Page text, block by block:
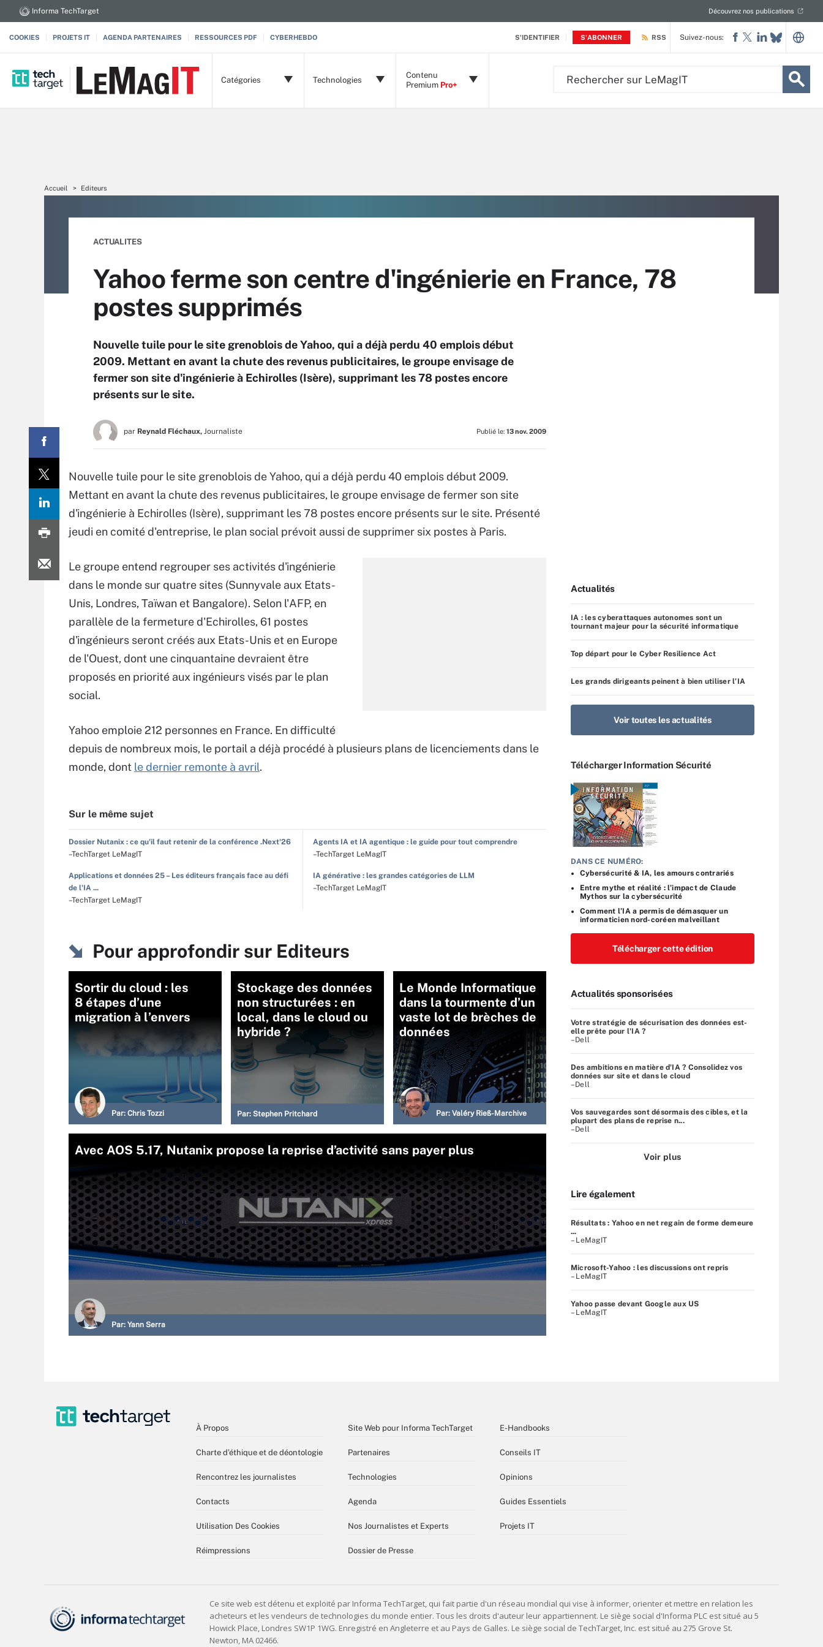
S'IDENTIFIER S'ABONNER
Informa TechTarget Découvrez nos publications
COOKIES PROJETS IT AGENDA PARTENAIRES RESSOURCES PDF CYBERHEBDO RSS
Catégories Technologies
Contenu
Premium Pro+
Suivez-nous:
Accueil Editeurs
ACTUALITES
Yahoo ferme son centre d'ingénierie en France, 78
postes supprimés
Nouvelle tuile pour le site grenoblois de Yahoo, qui a déjà perdu 40 emplois début
2009. Mettant en avant la chute des revenus publicitaires, le groupe envisage de
fermer son site d'ingénierie à Echirolles (Isère), supprimant les 78 postes encore
présents sur le site.
par Reynald Fléchaux, Journaliste Publié le: 13 nov. 2009
Nouvelle tuile pour le site grenoblois de Yahoo, qui a déjà perdu 40 emplois début 2009.
Mettant en avant la chute des revenus publicitaires, le groupe envisage de fermer son site
d'ingénierie à Echirolles (Isère), supprimant les 78 postes encore présents sur le site. Présenté
jeudi en comité d'entreprise, le plan social prévoit aussi de supprimer six postes à Paris.
Le groupe entend regrouper ses activités d'ingénierie
dans le monde sur quatre sites (Sunnyvale aux Etats-
Unis, Londres, Taïwan et Bangalore). Selon l'AFP, en
parallèle de la fermeture d'Echirolles, 61 postes
d'ingénieurs seront créés aux Etats-Unis et en Europe
de l'Ouest, dont une cinquantaine devraient être
proposés en priorité aux ingénieurs visés par le plan
social.
Yahoo emploie 212 personnes en France. En difficulté
depuis de nombreux mois, le portail a déjà procédé à plusieurs plans de licenciements dans le
monde, dont le dernier remonte à avril.
Sur le même sujet
Dossier Nutanix : ce qu'il faut retenir de la conférence .Next'26
–TechTarget LeMagIT
Agents IA et IA agentique : le guide pour tout comprendre
–TechTarget LeMagIT
Applications et données 25 – Les éditeurs français face au défi
de l'IA ...
–TechTarget LeMagIT
IA générative : les grandes catégories de LLM
–TechTarget LeMagIT
Pour approfondir sur Editeurs
Sortir du cloud : les
8 étapes d’une
migration à l’envers
Par: Chris Tozzi
Stockage des données
non structurées : en
local, dans le cloud ou
hybride ?
Par: Stephen Pritchard
Le Monde Informatique
dans la tourmente d’un
vaste lot de brèches de
données
Par: Valéry Rieß-Marchive
Avec AOS 5.17, Nutanix propose la reprise d’activité sans payer plus
Par: Yann Serra
Actualités
IA : les cyberattaques autonomes sont un
tournant majeur pour la sécurité informatique
Top départ pour le Cyber Resilience Act
Les grands dirigeants peinent à bien utiliser l’IA
Voir toutes les actualités
Télécharger Information Sécurité
DANS CE NUMÉRO:
Cybersécurité & IA, les amours contrariés
Entre mythe et réalité : l’impact de Claude
Mythos sur la cybersécurité
Comment l’IA a permis de démasquer un
informaticien nord-coréen malveillant
Télécharger cette édition
Actualités sponsorisées
Votre stratégie de sécurisation des données est-
elle prête pour l'IA ?
–Dell
Des ambitions en matière d'IA ? Consolidez vos
données sur site et dans le cloud
–Dell
Vos sauvegardes sont désormais des cibles, et la
plupart des plans de reprise n...
–Dell
Voir plus
Lire également
Résultats : Yahoo en net regain de forme demeure
...
– LeMagIT
Microsoft-Yahoo : les discussions ont repris
– LeMagIT
Yahoo passe devant Google aux US
– LeMagIT
À Propos
Charte d’éthique et de déontologie
Rencontrez les journalistes
Contacts
Utilisation Des Cookies
Réimpressions
Site Web pour Informa TechTarget
Partenaires
Technologies
Agenda
Nos Journalistes et Experts
Dossier de Presse
E-Handbooks
Conseils IT
Opinions
Guides Essentiels
Projets IT